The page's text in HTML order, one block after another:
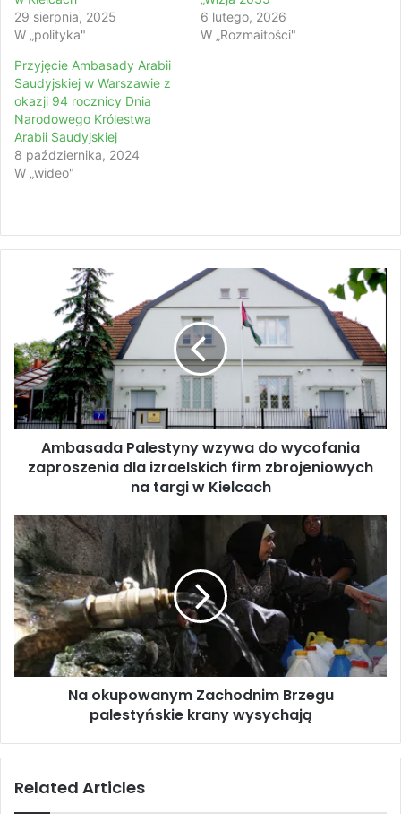
29 sierpnia, 2025
W „polityka"
6 lutego, 2026
W „Rozmaitości"
Przyjęcie Ambasady Arabii
Saudyjskiej w Warszawie z
okazji 94 rocznicy Dnia
Narodowego Królestwa
Arabii Saudyjskiej
8 października, 2024
W „wideo"
s
a
d
a
P
t
y
n
y
w
z
y
w
a
y
o
Ambasada Palestyny wzywa do wycofania
zaproszenia dla izraelskich firm zbrojeniowych
na targi w Kielcach
N
a
o
k
u
p
o
w
a
c
Na okupowanym Zachodnim Brzegu
palestyńskie krany wysychają
Related Articles